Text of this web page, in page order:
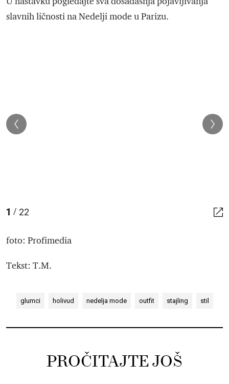
slavnih ličnosti na Nedelji mode u Parizu.
1 / 22
foto: Profimedia
Tekst: T.M.
glumci holivud nedelja mode outfit stajling stil
PROČITAJTE JOŠ